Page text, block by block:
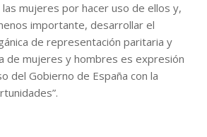
mujeres por hacer uso de ellos y,
importante, desarrollar el
de representación paritaria y
de mujeres y hombres es expresión
del Gobierno de España con la